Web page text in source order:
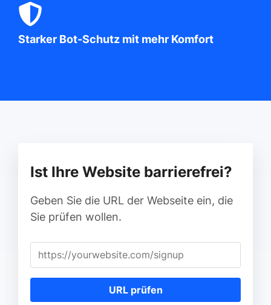
Starker Bot-Schutz mit mehr Komfort
Ist Ihre Website barrierefrei?
Geben Sie die URL der Webseite ein, die
Sie prüfen wollen.
URL prüfen